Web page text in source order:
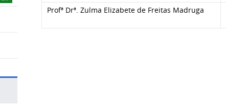
Profª Drª. Zulma Elizabete de Freitas Madruga